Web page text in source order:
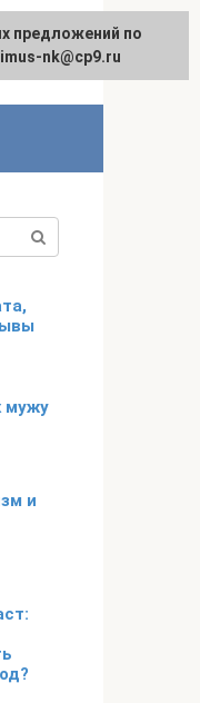
English
мужу
и
предложений по
nk@cp9.ru